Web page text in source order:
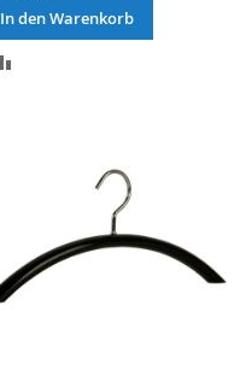
In den Warenkorb